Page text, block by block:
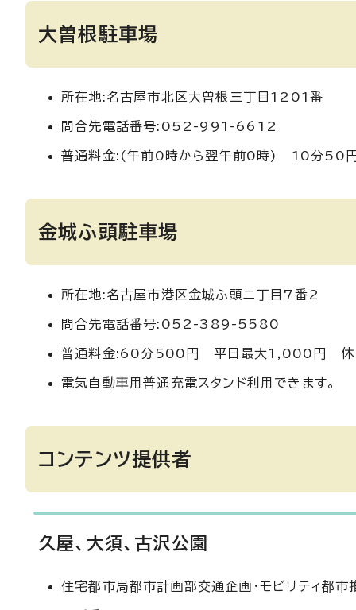
大曽根駐車場
所在地:名古屋市北区大曽根三丁目1201番
問合先電話番号:052-991-6612
普通料金:(午前0時から翌午前0時) 10分50
金城ふ頭駐車場
所在地:名古屋市港区金城ふ頭ニ丁目7番2
問合先電話番号:052-389-5580
普通料金:60分500円 平日最大1,000円 休
電気自動車用普通充電スタンド利用できます。
コンテンツ提供者
久屋、大須、古沢公園
住宅都市局都市計画部交通企画・モビリティ都